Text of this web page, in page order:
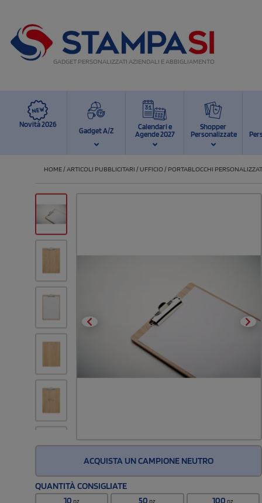
GADGET PERSONALIZZATI AZIENDALI E ABBIGLIAMENTO
Novità 2026
Gadget A/Z
Calendari e
Agende 2027
Shopper
Personalizzate
HOME /ARTICOLI PUBBLICITARI / UFFICIO / PORTABLOCCHI
ACQUISTA UN CAMPIONE NEUTRO
QUANTITÀ CONSIGLIATE
10pz
50pz
100pz